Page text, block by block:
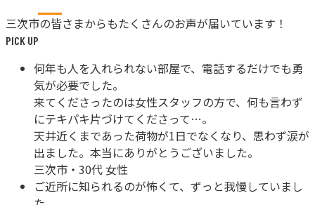
三次市の皆さまからもたくさんのお声が届いています！
PICK UP
何年も人を入れられない部屋で、電話するだけでも勇
気が必要でした。
来てくださったのは女性スタッフの方で、何も言わず
にテキパキ片づけてくださって…。
天井近くまであった荷物が1日でなくなり、思わず涙が
出ました。本当にありがとうございました。
三次市 ・ 30代 女性
ご近所に知られるのが怖くて、ずっと我慢していまし